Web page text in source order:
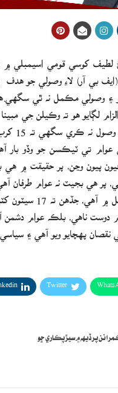
وصولي مڪمل نه ٿي سگهي.هن
الزام لڳايو هو ته وڪيلن جي
چيو
عوام تي ٽيڪسن جو وڏو بار
پيون وڃن، پر حقيقت ۾ هي
پر هي بجيٽ نه عوام طرفان
۾ 180 سيٽون
دوست ناهي، بلڪه عوام دشمن
پهچايو ويو آهي ۽ سياسي
Twitter
پرڏيهه ۾ سيڙپڪاري ڇو